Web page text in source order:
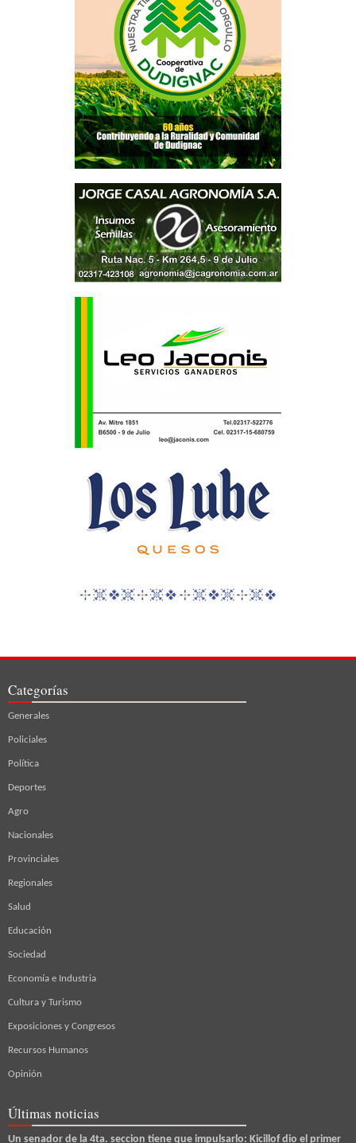
Categorías
Generales
Policiales
Política
Deportes
Agro
Nacionales
Provinciales
Regionales
Salud
Educación
Sociedad
Economía e Industria
Cultura y Turismo
Exposiciones y Congresos
Recursos Humanos
Opinión
Últimas noticias
Un senador de la 4ta. seccion tiene que impulsarlo: Kicillof dio el primer